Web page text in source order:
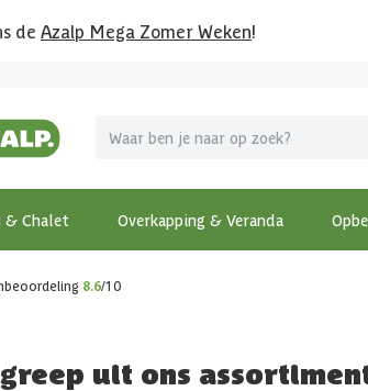
de Azalp Mega Zomer Weken!
& Chalet Overkapping & Veranda
op overkappingen en tuinhuizen!
overkappingen
8.6/10
greep uit ons